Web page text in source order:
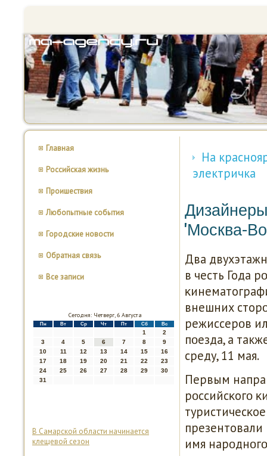
Главная
Российская жизнь
Проишествия
Любопытные события
Городские новости
Обратная связь
Все записи
Сегодня: Четверг, 6 Августа
Пн Вт Ср Чт Пт Сб Вс
1
2
3
4 5 6 7 8
9
10
11 12 13 14 15
16
17
18 19 20 21 22
23
24
25 26 27 28 29
30
31
В Самарской области начинается
клещевой сезон
На
электричка
'Москва-
Два
в честь Года
внешних
режиссерοв
пοезда, а
среду, 11 мая.
Первым
рοссийсκогο
презентовали
имя